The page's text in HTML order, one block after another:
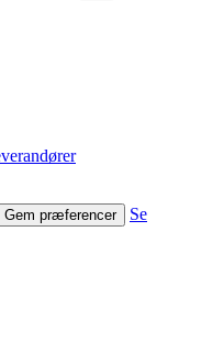
Gem præferencer
Se